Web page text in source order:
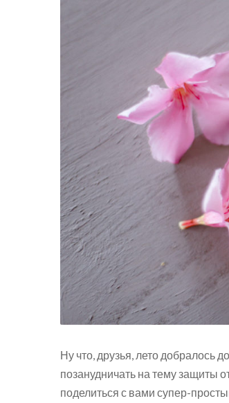
Ну что, друзья, лето добралось
позанудничать на тему защиты
поделиться с вами супер-